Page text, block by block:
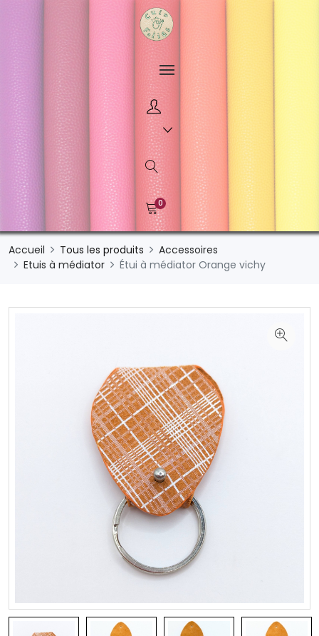
0
Accueil Tous les produits
Accessoires
Etuis à médiator
Étui à médiator Orange vichy